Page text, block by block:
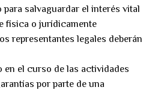
salvaguardar el interés vital
física o jurídicamente
representantes legales deberán
en el curso de las actividades
por parte de una